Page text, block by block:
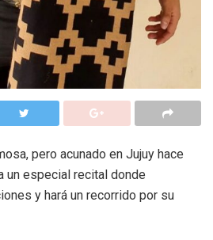
pero acunado en Jujuy hace
un especial recital donde
y hará un recorrido por su